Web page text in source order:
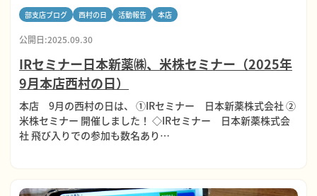
部支店ブログ 西村の日 活動報告 本店
公開日:2025.09.30
IRセミナー日本新薬㈱、米株セミナー（2025年
9月本店西村の日）
本店 9月の西村の日は、 ①IRセミナー 日本新薬株式会社 ②
米株セミナー 開催しました！ ◇IRセミナー 日本新薬株式会
社 飛び入りでの参加も数名あり…